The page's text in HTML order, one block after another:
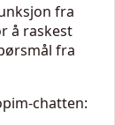
fra
å raskest
fra
chatten: